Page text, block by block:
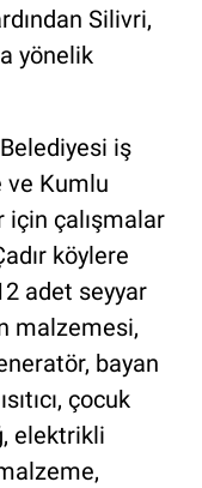
Silivri,
yönelik
iş
ve Kumlu
için çalışmalar
köylere
adet seyyar
malzemesi,
bayan
çocuk
elektrikli